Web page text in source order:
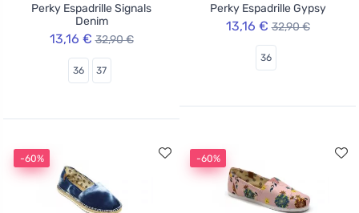
Perky Espadrille Signals
Denim
13,16 € 32,90 €
36 37
Perky Espadrille Gypsy
13,16 € 32,90 €
36
-60% -60%